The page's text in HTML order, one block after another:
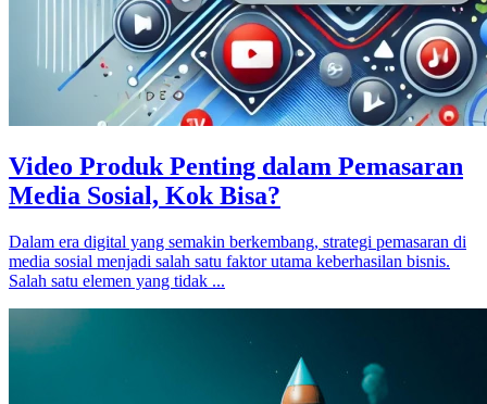
Video Produk Penting dalam Pemasaran
Media Sosial, Kok Bisa?
Dalam era digital yang semakin berkembang, strategi pemasaran di
media sosial menjadi salah satu faktor utama keberhasilan bisnis.
Salah satu elemen yang tidak ...